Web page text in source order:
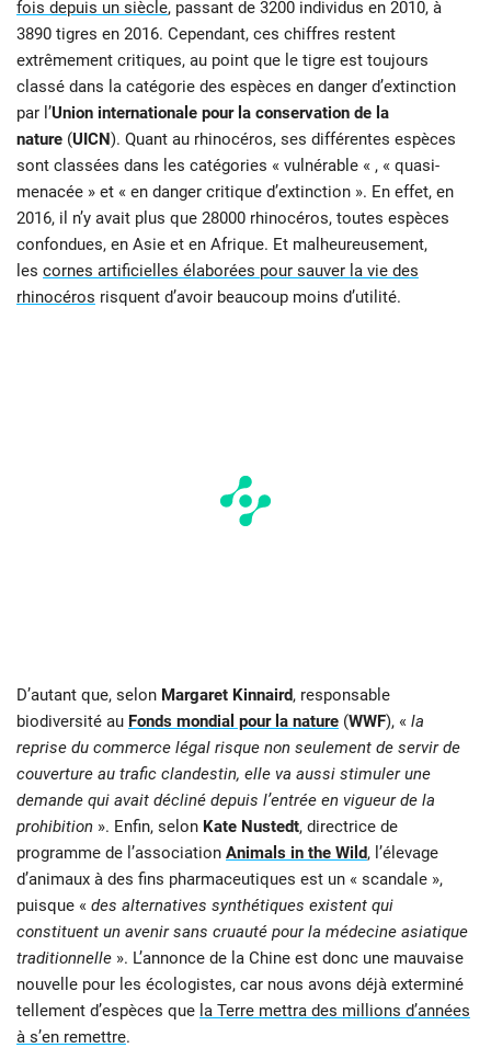
fois depuis un siècle, passant de 3200 individus en 2010, à
3890 tigres en 2016. Cependant, ces chiffres restent
extrêmement critiques, au point que le tigre est toujours
classé dans la catégorie des espèces en danger d’extinction
par l’Union internationale pour la conservation de la
nature (UICN). Quant au rhinocéros, ses différentes espèces
sont classées dans les catégories « vulnérable « , « quasi-
menacée » et « en danger critique d’extinction ». En effet, en
2016, il n’y avait plus que 28000 rhinocéros, toutes espèces
confondues, en Asie et en Afrique. Et malheureusement,
les cornes artificielles élaborées pour sauver la vie des
rhinocéros risquent d’avoir beaucoup moins d’utilité.
D’autant que, selon Margaret Kinnaird, responsable
biodiversité au Fonds mondial pour la nature (WWF), « la
reprise du commerce légal risque non seulement de servir de
couverture au trafic clandestin, elle va aussi stimuler une
demande qui avait décliné depuis l’entrée en vigueur de la
prohibition ». Enfin, selon Kate Nustedt, directrice de
programme de l’association Animals in the Wild, l’élevage
d’animaux à des fins pharmaceutiques est un « scandale »,
puisque « des alternatives synthétiques existent qui
constituent un avenir sans cruauté pour la médecine asiatique
traditionnelle ». L’annonce de la Chine est donc une mauvaise
nouvelle pour les écologistes, car nous avons déjà exterminé
tellement d’espèces que la Terre mettra des millions d’années
à s’en remettre.